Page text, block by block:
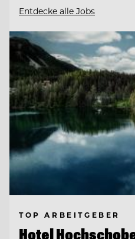
Entdecke alle Jobs
TOP ARBEITGEBER
Hotel